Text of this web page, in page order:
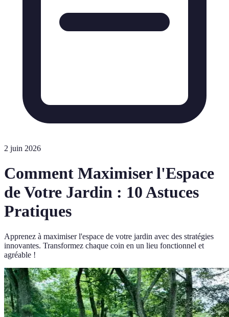
2 juin 2026
Comment Maximiser l'Espace
de Votre Jardin : 10 Astuces
Pratiques
Apprenez à maximiser l'espace de votre jardin avec des stratégies
innovantes. Transformez chaque coin en un lieu fonctionnel et
agréable !